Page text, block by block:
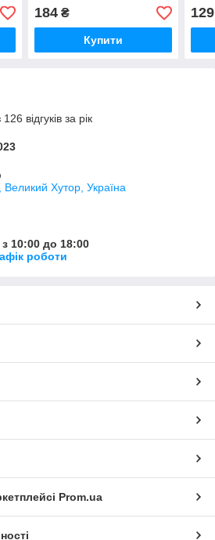
184₴
Купити
129
відгуків за рік
Великий Хутор, Україна
10:00 до 18:00
роботи
Prom.ua